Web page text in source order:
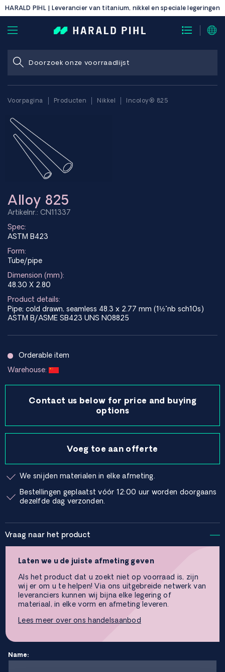
HARALD PIHL | Leverancier van titanium, nikkel en speciale legeringen
Voorpagina Producten Nikkel Incoloy® 825
Alloy 825
Artikelnr.: CN11337
Spec:
ASTM B423
Form:
Tube/pipe
Dimension (mm):
48.30 X 2.80
Product details:
Pipe; cold drawn, seamless 48.3 x 2.77 mm (1½"nb sch10s)
ASTM B/ASME SB423 UNS N08825
Orderable item
Warehouse:
Contact us below for price and buying
options
Voeg toe aan offerte
We snijden materialen in elke afmeting.
Bestellingen geplaatst vóór 12:00 uur worden doorgaans
dezelfde dag verzonden.
Vraag naar het product
Laten we u de juiste afmeting geven
Als het product dat u zoekt niet op voorraad is, zijn
wij er om u te helpen! Via ons uitgebreide netwerk van
leveranciers kunnen wij bijna elke legering of
materiaal, in elke vorm en afmeting leveren.
Lees meer over ons handelsaanbod
Name: